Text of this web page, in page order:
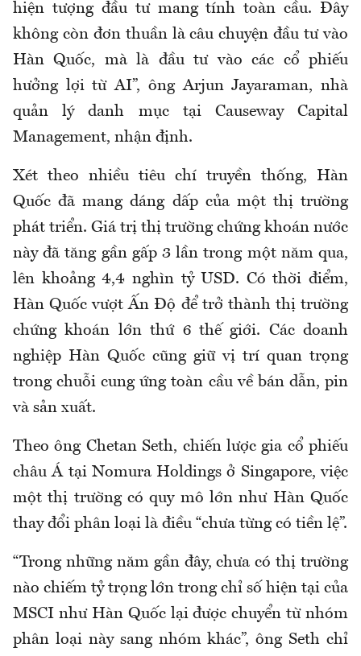
hiện tượng đầu tư mang tính toàn cầu. Đây
không còn đơn thuần là câu chuyện đầu tư vào
Hàn Quốc, mà là đầu tư vào các cổ phiếu
hưởng lợi từ AI”, ông Arjun Jayaraman, nhà
quản lý danh mục tại Causeway Capital
Management, nhận định.
Xét theo nhiều tiêu chí truyền thống, Hàn
Quốc đã mang dáng dấp của một thị trường
phát triển. Giá trị thị trường chứng khoán nước
này đã tăng gần gấp 3 lần trong một năm qua,
lên khoảng 4,4 nghìn tỷ USD. Có thời điểm,
Hàn Quốc vượt Ấn Độ để trở thành thị trường
chứng khoán lớn thứ 6 thế giới. Các doanh
nghiệp Hàn Quốc cũng giữ vị trí quan trọng
trong chuỗi cung ứng toàn cầu về bán dẫn, pin
và sản xuất.
Theo ông Chetan Seth, chiến lược gia cổ phiếu
châu Á tại Nomura Holdings ở Singapore, việc
một thị trường có quy mô lớn như Hàn Quốc
thay đổi phân loại là điều “chưa từng có tiền lệ”.
“Trong những năm gần đây, chưa có thị trường
nào chiếm tỷ trọng lớn trong chỉ số hiện tại của
MSCI như Hàn Quốc lại được chuyển từ nhóm
phân loại này sang nhóm khác”, ông Seth chỉ